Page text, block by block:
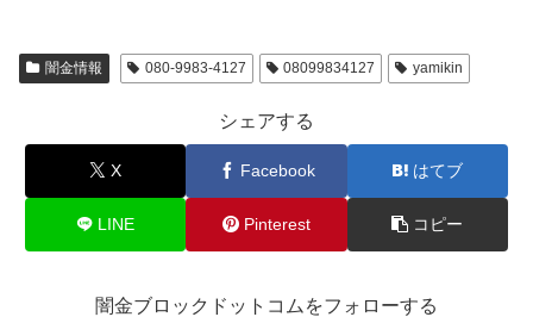
闇金情報 080-9983-4127 08099834127 yamikin
シェアする
X Facebook はてブ
LINE Pinterest コピー
闇金ブロックドットコムをフォローする